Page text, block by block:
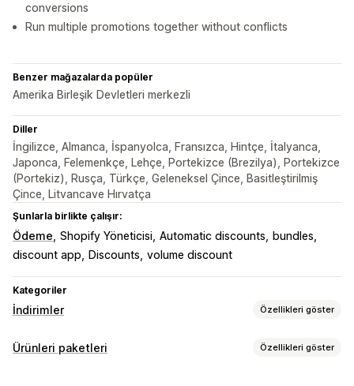
conversions
Run multiple promotions together without conflicts
Benzer mağazalarda popüler
Amerika Birleşik Devletleri merkezli
Diller
İngilizce, Almanca, İspanyolca, Fransızca, Hintçe, İtalyanca,
Japonca, Felemenkçe, Lehçe, Portekizce (Brezilya), Portekizce
(Portekiz), Rusça, Türkçe, Geleneksel Çince, Basitleştirilmiş
Çince, Litvancave Hırvatça
Şunlarla birlikte çalışır:
Ödeme Shopify Yöneticisi Automatic discounts
bundles
discount app
Discounts volume discount
Kategoriler
İndirimler Özellikleri göster
İndirim türleri
Ürünleri paketleri Özellikleri göster